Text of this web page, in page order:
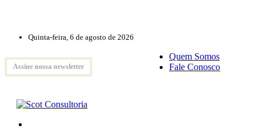
Quinta-feira, 6 de agosto de 2026
Assine nossa newsletter
Quem Somos
Fale Conosco